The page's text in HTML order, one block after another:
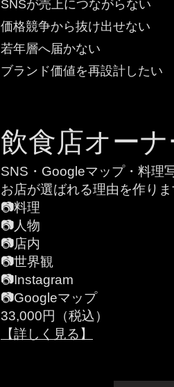
SNSが売上につながらない
価格競争から抜け出せない
若年層へ届かない
ブランド価値を再設計したい
飲食店オー
SNS・Googleマップ・料理
お店が選ばれる理由を作りま
📷料理
📷人物
📷店内
📷世界観
📷Instagram
📷Googleマップ
33,000円（税込）
【詳しく見る】